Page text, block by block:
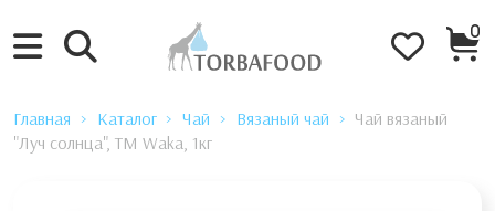
0
Главная Каталог Чай Вязаный чай
Чай вязаный
"Луч солнца", TM Waka, 1кг